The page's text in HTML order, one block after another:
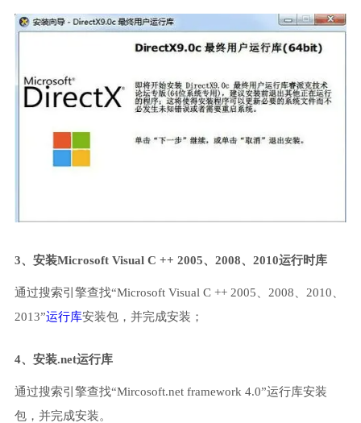
3、安装Microsoft Visual C ++ 2005、2008、2010运行时库
通过搜索引擎查找“Microsoft Visual C ++ 2005、2008、2010、
2013”运行库安装包，并完成安装；
4、安装.net运行库
通过搜索引擎查找“Mircosoft.net framework 4.0”运行库安装
包，并完成安装。